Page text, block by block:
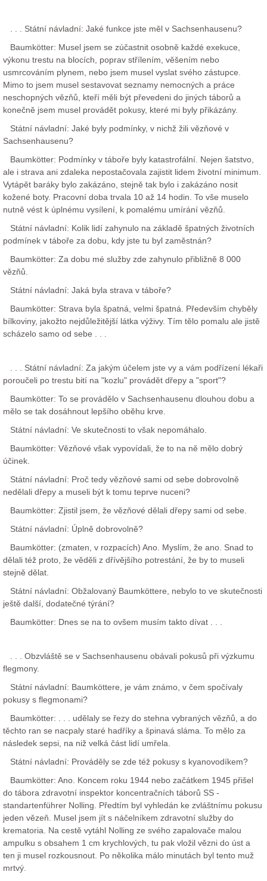
. . . Státní návladní: Jaké funkce jste měl v Sachsenhausenu?
Baumkötter: Musel jsem se zúčastnit osobně každé exekuce,
výkonu trestu na blocích, poprav střílením, věšením nebo
usmrcováním plynem, nebo jsem musel vyslat svého zástupce.
Mimo to jsem musel sestavovat seznamy nemocných a práce
neschopných vězňů, kteří měli být převedeni do jiných táborů a
konečně jsem musel provádět pokusy, které mi byly přikázány.
Státní návladní: Jaké byly podmínky, v nichž žili vězňové v
Sachsenhausenu?
Baumkötter: Podmínky v táboře byly katastrofální. Nejen šatstvo,
ale i strava ani zdaleka nepostačovala zajistit lidem životní minimum.
Vytápět baráky bylo zakázáno, stejně tak bylo i zakázáno nosit
kožené boty. Pracovní doba trvala 10 až 14 hodin. To vše muselo
nutně vést k úplnému vysílení, k pomalému umírání vězňů.
Státní návladní: Kolik lidí zahynulo na základě špatných životních
podmínek v táboře za dobu, kdy jste tu byl zaměstnán?
Baumkötter: Za dobu mé služby zde zahynulo přibližně 8 000
vězňů.
Státní návladní: Jaká byla strava v táboře?
Baumkötter: Strava byla špatná, velmi špatná. Především chyběly
bílkoviny, jakožto nejdůležitější látka výživy. Tím tělo pomalu ale jistě
scházelo samo od sebe . . .
. . . Státní návladní: Za jakým účelem jste vy a vám podřízení lékaři
poroučeli po trestu bití na "kozlu" provádět dřepy a "sport"?
Baumkötter: To se provádělo v Sachsenhausenu dlouhou dobu a
mělo se tak dosáhnout lepšího oběhu krve.
Státní návladní: Ve skutečnosti to však nepomáhalo.
Baumkötter: Vězňové však vypovídali, že to na ně mělo dobrý
účinek.
Státní návladní: Proč tedy vězňové sami od sebe dobrovolně
nedělali dřepy a museli být k tomu teprve nuceni?
Baumkötter: Zjistil jsem, že vězňové dělali dřepy sami od sebe.
Státní návladní: Úplně dobrovolně?
Baumkötter: (zmaten, v rozpacích) Ano. Myslím, že ano. Snad to
dělali též proto, že věděli z dřívějšího potrestání, že by to museli
stejně dělat.
Státní návladní: Obžalovaný Baumköttere, nebylo to ve skutečnosti
ještě další, dodatečné týrání?
Baumkötter: Dnes se na to ovšem musím takto dívat . . .
. . . Obzvláště se v Sachsenhausenu obávali pokusů při výzkumu
flegmony.
Státní návladní: Baumköttere, je vám známo, v čem spočívaly
pokusy s flegmonami?
Baumkötter: . . . udělaly se řezy do stehna vybraných vězňů, a do
těchto ran se nacpaly staré hadříky a špinavá sláma. To mělo za
následek sepsi, na niž velká část lidí umřela.
Státní návladní: Prováděly se zde též pokusy s kyanovodíkem?
Baumkötter: Ano. Koncem roku 1944 nebo začátkem 1945 přišel
do tábora zdravotní inspektor koncentračních táborů SS -
standartenführer Nolling. Předtím byl vyhledán ke zvláštnímu pokusu
jeden vězeň. Musel jsem jít s náčelníkem zdravotní služby do
krematoria. Na cestě vytáhl Nolling ze svého zapalovače malou
ampulku s obsahem 1 cm krychlových, tu pak vložil vězni do úst a
ten ji musel rozkousnout. Po několika málo minutách byl tento muž
mrtvý.